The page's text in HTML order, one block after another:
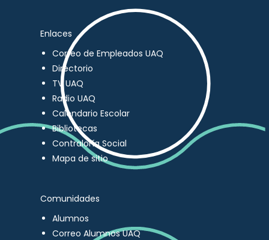
Enlaces
Correo de Empleados UAQ
Directorio
TV UAQ
Radio UAQ
Calendario Escolar
Bibliotecas
Contraloría Social
Mapa de sitio
Comunidades
Alumnos
Correo Alumnos UAQ